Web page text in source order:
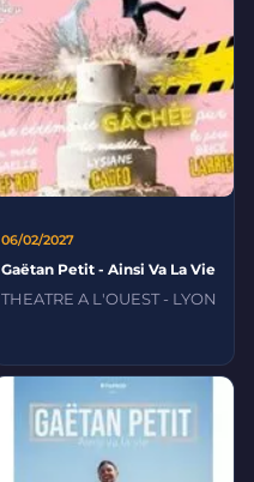
06/02/2027
Gaëtan Petit - Ainsi Va La Vie
THEATRE A L'OUEST - LYON